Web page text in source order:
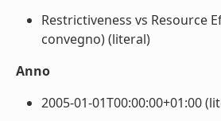
Restrictiveness vs Resource
convegno) (literal)
Anno
2005-01-01T00:00:00+01:00